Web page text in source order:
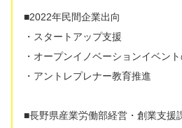
■2022年民間企業出向
・スタートアップ支援
・オープンイノベーションイベン
・アントレプレナー教育推進
■長野県産業労働部経営・創業支援